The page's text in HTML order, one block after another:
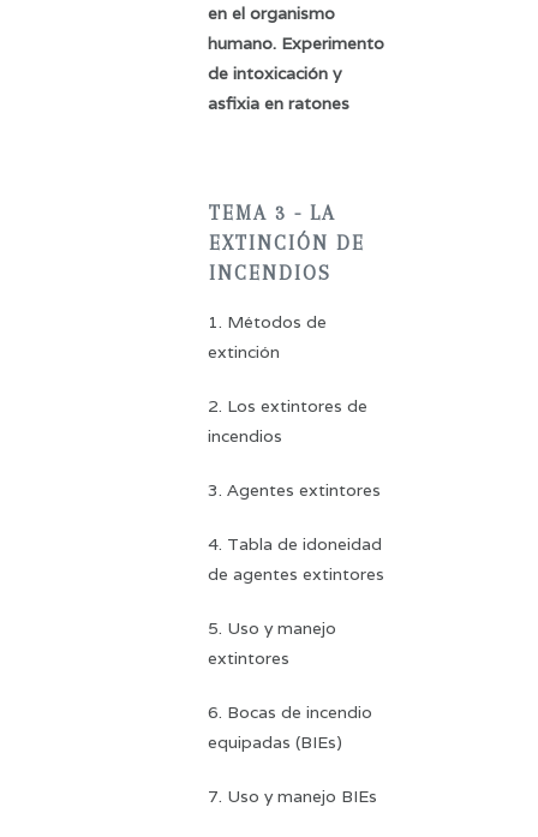
en el organismo
humano. Experimento
de intoxicación y
asfixia en ratones
TEMA 3 - LA
EXTINCIÓN DE
INCENDIOS
1. Métodos de
extinción
2. Los extintores de
incendios
3. Agentes extintores
4. Tabla de idoneidad
de agentes extintores
5. Uso y manejo
extintores
6. Bocas de incendio
equipadas (BIEs)
7. Uso y manejo BIEs